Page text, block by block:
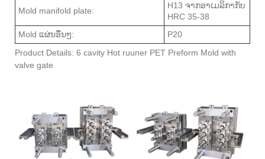
Mold manifold plate:
H13 ຈາກອາເມລິກາກັບ
HRC 35-38
Mold ແຜ່ນອື່ນໆ:
P20
Product Details: 6 cavity Hot ruuner PET Preform Mold with
valve gate